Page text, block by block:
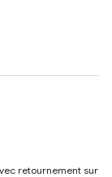
retournement sur